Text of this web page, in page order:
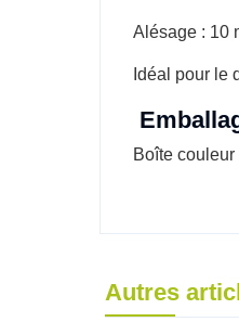
Alésage : 10
Idéal pour le
Boîte
Autres